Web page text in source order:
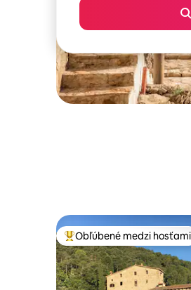
Najobľúbenejšie medzi
Obľúbené medzi hosťami